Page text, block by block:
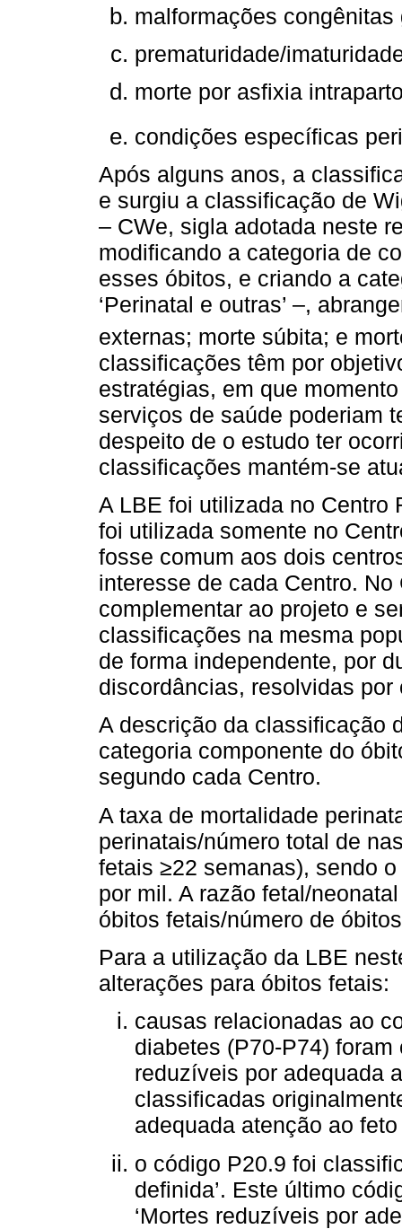
malformações congênitas
prematuridade/
morte por asfixia
condições específicas
Após alguns anos, a
e surgiu a classificação de
– CWe, sigla adotada neste
modificando a categoria de
esses óbitos, e criando a
‘Perinatal e outras’ –,
externas; morte súbita; e
classificações têm por
estratégias, em que
serviços de saúde poderiam
despeito de o estudo ter
classificações mantém-se
A LBE foi utilizada no Centro
foi utilizada somente no
fosse comum aos dois
interesse de cada Centro.
complementar ao projeto e
classificações na mesma
de forma independente, por
discordâncias, resolvidas por
A descrição da classificação
categoria componente do
segundo cada Centro.
A taxa de mortalidade
perinatais/número total de
fetais ≥22 semanas), sendo
por mil. A razão fetal/
óbitos fetais/número de
Para a utilização da LBE
alterações para óbitos fetais:
causas relacionadas ao
diabetes (P70-P74) foram
reduzíveis por adequada
classificadas
adequada atenção ao
o código P20.9 foi
definida’. Este último
‘Mortes reduzíveis por